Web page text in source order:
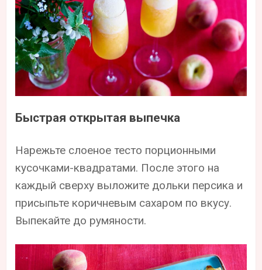
Быстрая открытая выпечка
Нарежьте слоеное тесто порционными
кусочками-квадратами. После этого на
каждый сверху выложите дольки персика и
присыпьте коричневым сахаром по вкусу.
Выпекайте до румяности.